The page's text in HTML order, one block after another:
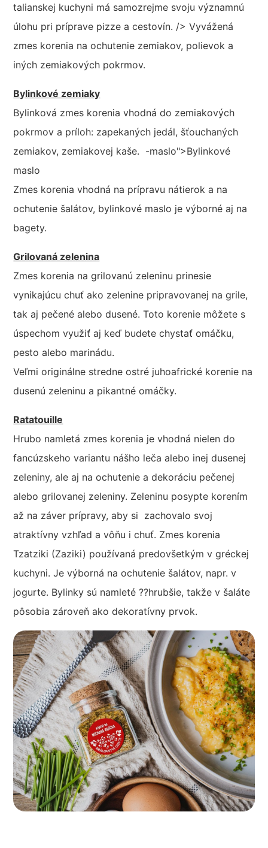
talianskej kuchyni má samozrejme svoju významnú
úlohu pri príprave pizze a cestovín. /> Vyvážená
zmes korenia na ochutenie zemiakov, polievok a
iných zemiakových pokrmov.
Bylinkové zemiaky
Bylinková zmes korenia vhodná do zemiakových
pokrmov a príloh: zapekaných jedál, šťouchaných
zemiakov, zemiakovej kaše. -maslo">Bylinkové
maslo
Zmes korenia vhodná na prípravu nátierok a na
ochutenie šalátov, bylinkové maslo je výborné aj na
bagety.
Grilovaná zelenina
Zmes korenia na grilovanú zeleninu prinesie
vynikajúcu chuť ako zelenine pripravovanej na grile,
tak aj pečené alebo dusené. Toto korenie môžete s
úspechom využiť aj keď budete chystať omáčku,
pesto alebo marinádu.
Veľmi originálne stredne ostré juhoafrické korenie na
dusenú zeleninu a pikantné omáčky.
Ratatouille
Hrubo namletá zmes korenia je vhodná nielen do
fancúzskeho variantu nášho leča alebo inej dusenej
zeleniny, ale aj na ochutenie a dekoráciu pečenej
alebo grilovanej zeleniny. Zeleninu posypte korením
až na záver prípravy, aby si zachovalo svoj
atraktívny vzhľad a vôňu i chuť. Zmes korenia
Tzatziki (Zaziki) používaná predovšetkým v gréckej
kuchyni. Je výborná na ochutenie šalátov, napr. v
jogurte. Bylinky sú namleté ??hrubšie, takže v šaláte
pôsobia zároveň ako dekoratívny prvok.